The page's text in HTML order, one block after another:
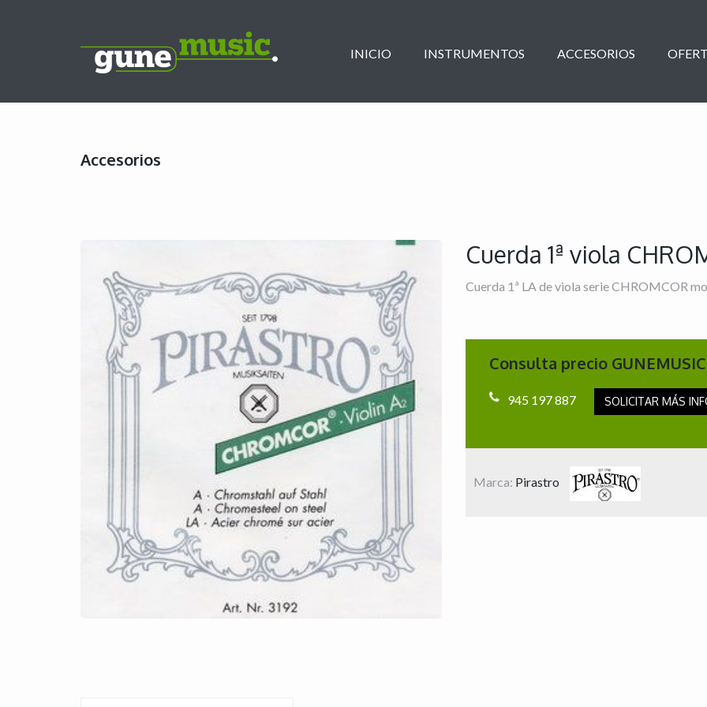
INICIO INSTRUMENTOS ACCESORIOS
Accesorios
Cuerda 1ª viola
Cuerda 1ª LA de viola serie CHROMCOR
Consulta precio GUNEMUSIC
945 197 887 SOLICITAR MÁS
Marca: Pirastro